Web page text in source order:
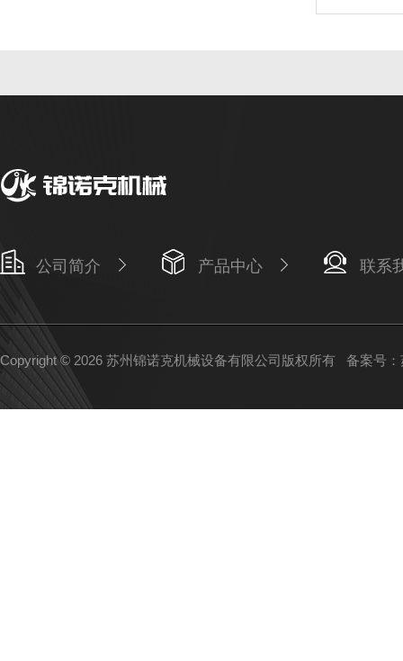
公司简介 产品中心 联系
Copyright © 2026 苏州锦诺克机械设备有限公司版权所有 备案号：